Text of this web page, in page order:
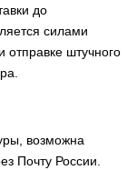
до
силами
отправке штучного
возможна
Почту России.